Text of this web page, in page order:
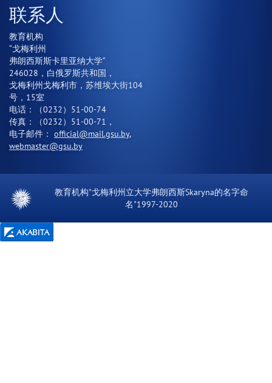
联系人
教育机构
“戈梅利州
弗朗西斯斯卡里亚纳大学“
246028，白俄罗斯共和国，
戈梅利州戈梅利市，苏维埃大街104
号，15室
电话：（0232）51-00-74
传真：（0232）51-00-71，
电子邮件： official@mail.gsu.by,
webmaster@gsu.by
教育机构"戈梅利州立大学弗朗西斯Skaryna的名字命
名"1997-2020